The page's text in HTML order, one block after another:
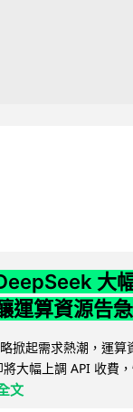
大
運算資源告急
掀起需求熱潮，運算
大幅上調 API 收費
文